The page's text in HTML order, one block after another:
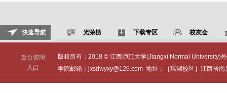
快速导航 光荣榜 下载专区 校友会
后台管理
入口
版权所有：2018 © 江西师范大学(Jiangxi Normal University)
学院邮箱：jxsdwyxy@126.com 地址：［瑶湖校区］江西省